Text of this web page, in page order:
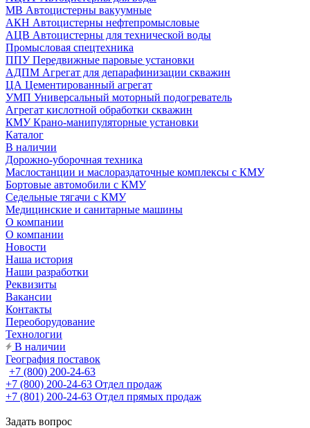
МВ Автоцистерны вакуумные
АКН Автоцистерны нефтепромысловые
АЦВ Автоцистерны для технической воды
Промысловая спецтехника
ППУ Передвижные паровые установки
АДПМ Агрегат для депарафинизации скважин
ЦА Цементированный агрегат
УМП Универсальный моторный подогреватель
Агрегат кислотной обработки скважин
КМУ Крано-манипуляторные установки
Каталог
В наличии
Дорожно-уборочная техника
Маслостанции и маслораздаточные комплексы с КМУ
Бортовые автомобили с КМУ
Седельные тягачи с КМУ
Медицинские и санитарные машины
О компании
О компании
Новости
Наша история
Наши разработки
Реквизиты
Вакансии
Контакты
Переоборудование
Технологии
В наличии
География поставок
+7 (800) 200-24-63
+7 (800) 200-24-63 Отдел продаж
+7 (801) 200-24-63 Отдел прямых продаж
Задать вопрос